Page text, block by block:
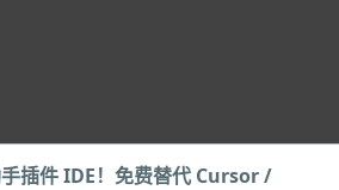
插件 IDE！免费替代 Cursor /